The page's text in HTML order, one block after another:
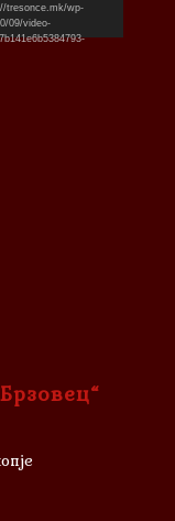
tresonce.mk/wp-
09/video-